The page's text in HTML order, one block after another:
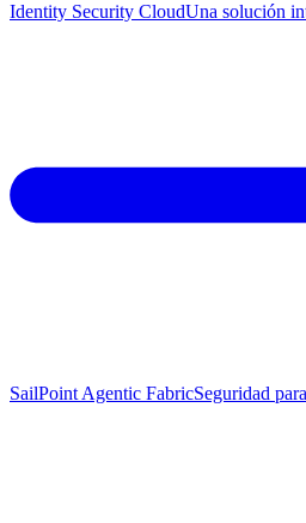
Identity Security CloudUna solución
SailPoint Agentic FabricSeguridad